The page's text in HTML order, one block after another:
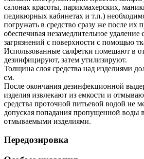
салонах красоты, парикмахерских,
педикюрных кабинетах и т.п.)
погружать в средство сразу же после их
обеспечивая незамедлительное
загрязнений с поверхности с помощью
Использованные салфетки помещают в
дезинфицируют, затем утилизируют.
Толщина слоя средства над изделиями
см.
После окончания дезинфекционной
изделия извлекают из емкости и
средства проточной питьевой водой не
допуская попадания пропущенной воды
отмываемыми изделиями.
Передозировка